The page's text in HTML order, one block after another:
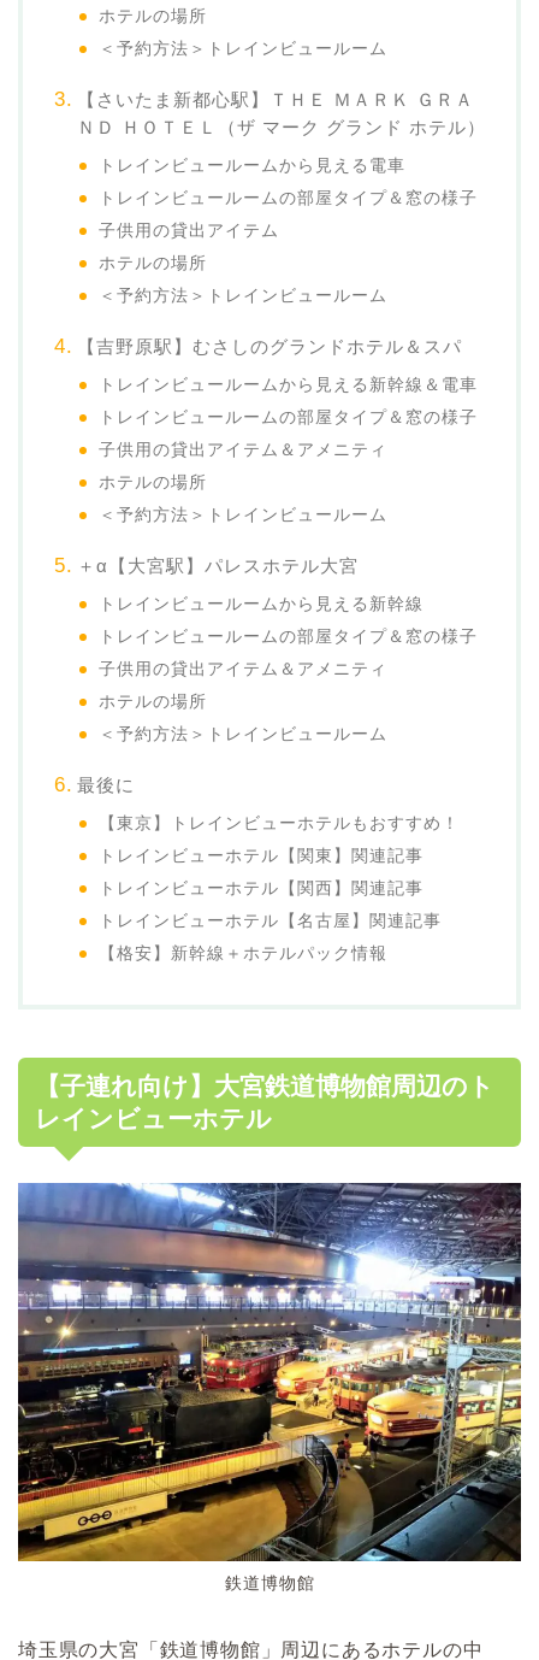
ホテルの場所
＜予約方法＞トレインビュールーム
【さいたま新都心駅】ＴＨＥ ＭＡＲＫ ＧＲＡ
ＮＤ ＨＯＴＥＬ（ザ マーク グランド ホテル）
トレインビュールームから見える電車
トレインビュールームの部屋タイプ＆窓の様子
子供用の貸出アイテム
ホテルの場所
＜予約方法＞トレインビュールーム
【吉野原駅】むさしのグランドホテル＆スパ
トレインビュールームから見える新幹線＆電車
トレインビュールームの部屋タイプ＆窓の様子
子供用の貸出アイテム＆アメニティ
ホテルの場所
＜予約方法＞トレインビュールーム
＋α【大宮駅】パレスホテル大宮
トレインビュールームから見える新幹線
トレインビュールームの部屋タイプ＆窓の様子
子供用の貸出アイテム＆アメニティ
ホテルの場所
＜予約方法＞トレインビュールーム
最後に
【東京】トレインビューホテルもおすすめ！
トレインビューホテル【関東】関連記事
トレインビューホテル【関西】関連記事
トレインビューホテル【名古屋】関連記事
【格安】新幹線＋ホテルパック情報
【子連れ向け】大宮鉄道博物館周辺のト
レインビューホテル
鉄道博物館
埼玉県の大宮「鉄道博物館」周辺にあるホテルの中